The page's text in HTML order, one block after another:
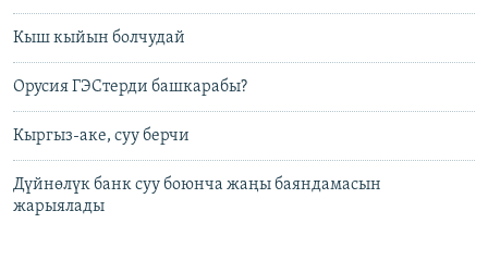
Кыш кыйын болчудай
Орусия ГЭСтерди башкарабы?
Кыргыз-аке, суу берчи
Дүйнөлүк банк суу боюнча жаңы баяндамасын
жарыялады